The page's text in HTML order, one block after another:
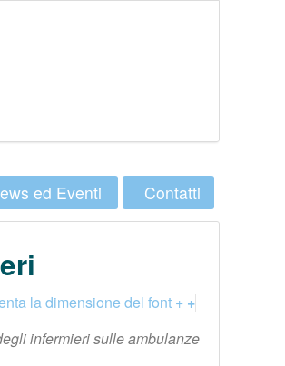
ed Eventi Contatti
la dimensione del font + +
infermieri sulle ambulanze